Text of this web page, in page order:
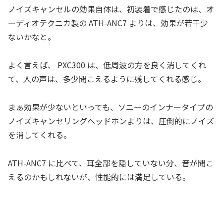
ノイズキャンセルの効果自体は、初装着で感じたのは、オ
ーディオテクニカ製の ATH-ANC7 よりは、効果が若干少
ないかなと。
よく言えば、 PXC300 は、低周波の方を良く消してくれ
て、人の声は、多少聞こえるように残してくれる感じ。
まぁ効果が少ないといっても、ソニーのインナータイプの
ノイズキャンセリングヘッドホンよりは、圧倒的にノイズ
を消してくれる。
ATH-ANC7 に比べて、耳全部を隠していない分、音が聞こ
えるのかもしれないが、性能的には満足している。